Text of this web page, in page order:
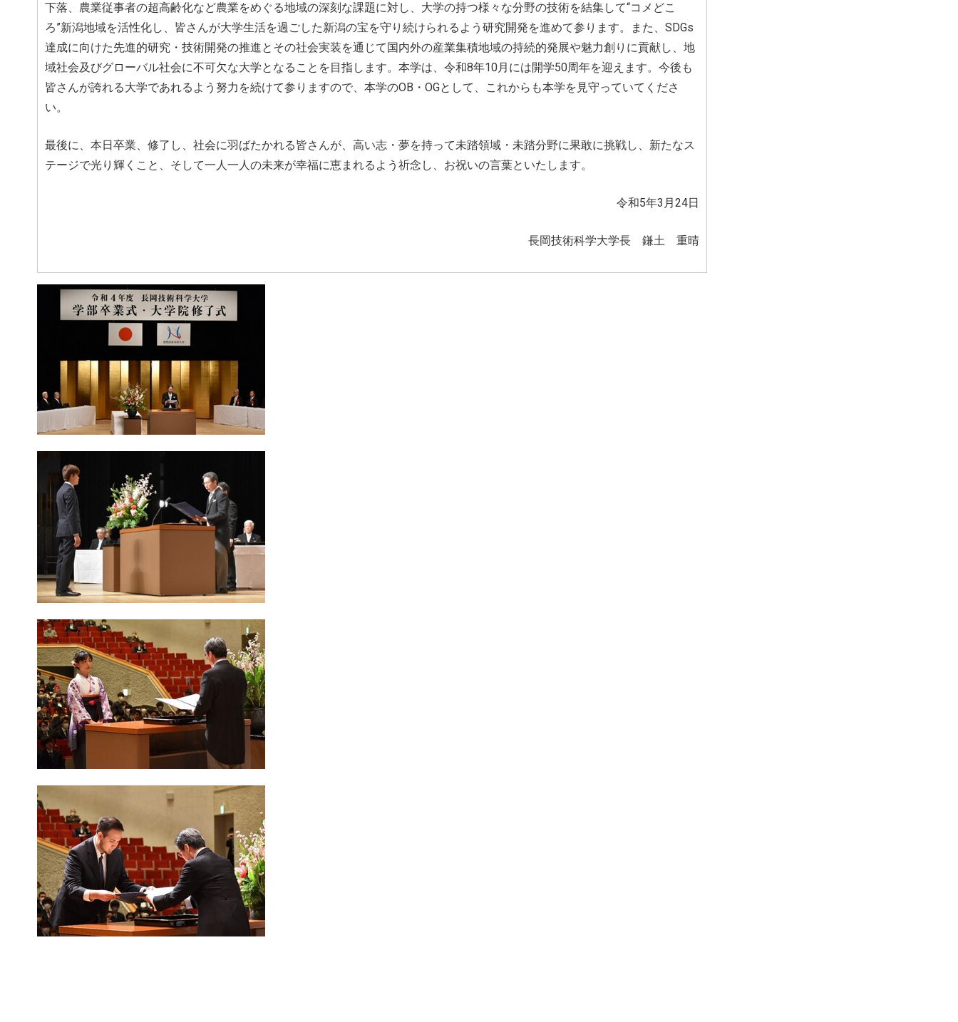
下落、農業従事者の超高齢化など農業をめぐる地域の深刻な課題に対し、大学の持つ様々な分野の技術を結集して“コメどこ
ろ”新潟地域を活性化し、皆さんが大学生活を過ごした新潟の宝を守り続けられるよう研究開発を進めて参ります。また、SDGs
達成に向けた先進的研究・技術開発の推進とその社会実装を通じて国内外の産業集積地域の持続的発展や魅力創りに貢献し、地
域社会及びグローバル社会に不可欠な大学となることを目指します。本学は、令和8年10月には開学50周年を迎えます。今後も
皆さんが誇れる大学であれるよう努力を続けて参りますので、本学のOB・OGとして、これからも本学を見守っていてくださ
い。
最後に、本日卒業、修了し、社会に羽ばたかれる皆さんが、高い志・夢を持って未踏領域・未踏分野に果敢に挑戦し、新たなス
テージで光り輝くこと、そして一人一人の未来が幸福に恵まれるよう祈念し、お祝いの言葉といたします。
令和5年3月24日
長岡技術科学大学長 鎌土 重晴